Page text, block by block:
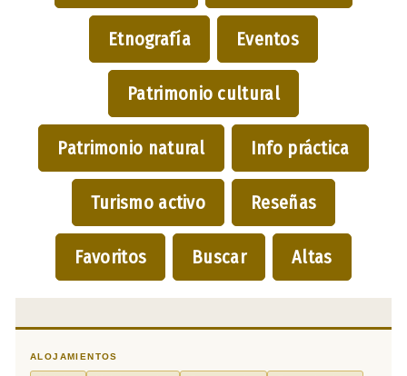
Etnografía Eventos
Patrimonio cultural
Patrimonio natural Info práctica
Turismo activo Reseñas
Favoritos Buscar Altas